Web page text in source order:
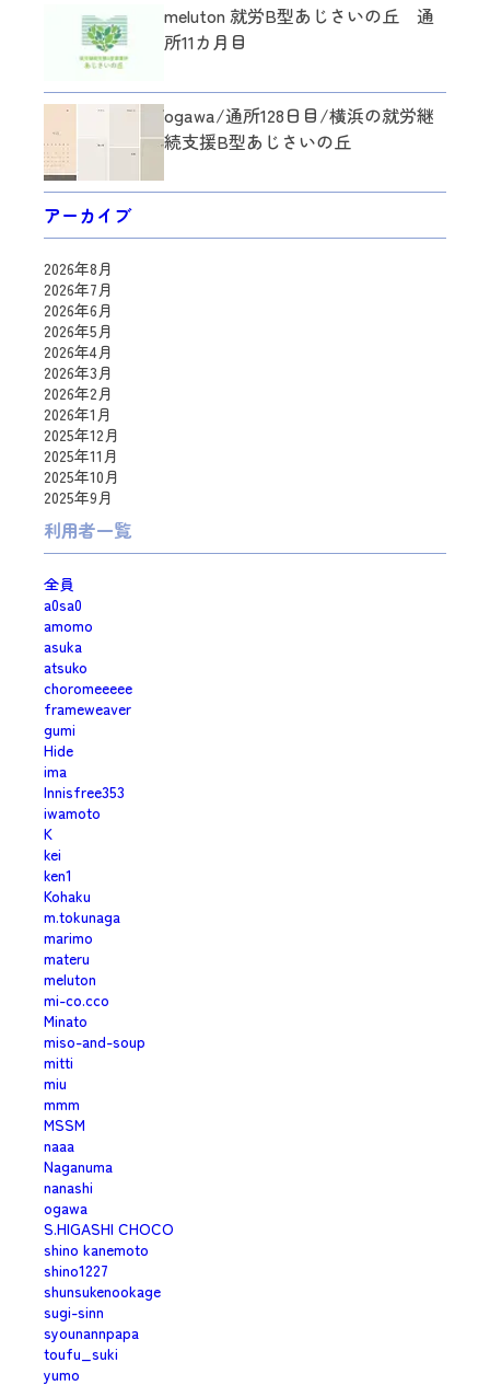
meluton 就労B型あじさいの丘 通
所11カ月目
ogawa/通所128日目/横浜の就労継
続支援B型あじさいの丘
アーカイブ
2026年8月
2026年7月
2026年6月
2026年5月
2026年4月
2026年3月
2026年2月
2026年1月
2025年12月
2025年11月
2025年10月
2025年9月
利用者一覧
全員
a0sa0
amomo
asuka
atsuko
choromeeeee
frameweaver
gumi
Hide
ima
Innisfree353
iwamoto
K
kei
ken1
Kohaku
m.tokunaga
marimo
materu
meluton
mi-co.cco
Minato
miso-and-soup
mitti
miu
mmm
MSSM
naaa
Naganuma
nanashi
ogawa
S.HIGASHI CHOCO
shino kanemoto
shino1227
shunsukenookage
sugi-sinn
syounannpapa
toufu_suki
yumo